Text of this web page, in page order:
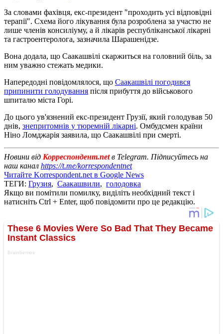
За словами фахівця, екс-президент "проходить усі відповідні
терапії". Схема його лікування була розроблена за участю не
лише членів консиліуму, а й лікарів республіканської лікарні
та гастроентеролога, зазначила Шарашенідзе.
Вона додала, що Саакашвілі скаржиться на головний біль, за
ним уважно стежать медики.
Напередодні повідомлялося, що Саакашвілі погодився
припинити голодування після прибуття до військового
шпиталю міста Горі.
До цього ув'язнений екс-президент Грузії, який голодував 50
днів, знепритомнів у тюремній лікарні. Омбудсмен країни
Ніно Ломджарія заявила, що Саакашвілі при смерті.
Новини від Корреспондент.netв Telegram. Підписуйтесь на
наш канал https://t.me/korrespondentnet
Читайте Korrespondent.net в Google News
ТЕГИ: Грузия, Саакашвили, голодовка
Якщо ви помітили помилку, виділіть необхідний текст і
натисніть Ctrl + Enter, щоб повідомити про це редакцію.